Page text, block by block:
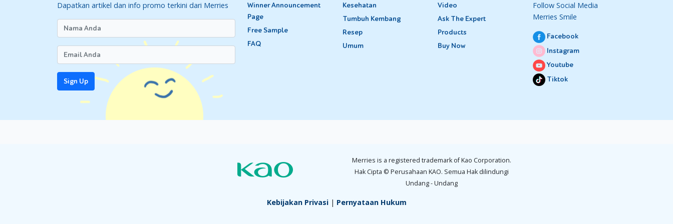
Tumbuh kembang Bayi 4-6 Bulan
Selanjutnya, pada rentang usia 4-6 bulan, berat badan Si Kecil akan bertambah menjadi dua kali berat waktu lahir. Selain itu,
panjang badannya bertambah sekitar 1,25-2,5 cm per bulan. Kemudian, lingkar kepalanya bertambah 1,25 cm per bulan.
Refleks yang dimiliki saat Si Kecil baru lahir biasanya sudah mulai menghilang di usia ini. Pada rentang usia ini, Si Kecil sudah
dapat menjaga keseimbangan kepala dengan baik, memiringkan badan ke kanan dan ke kiri. Lalu, pada usia 6 bulan
biasanya sudah dapat duduk sendiri. Si Kecil juga mulai bisa melihat warna dan melihat dalam jarak yang lebih jauh.
Nah, untuk menstimulasi perkembangannya, coba sering-seringlah berbicara dengan Si Kecil, walaupun ia belum memahami
Dapatkan artikel dan info promo terkini dari Merries
Sign Up
Winner Announcement
Page
Free Sample
FAQ
Kesehatan
Tumbuh Kembang
Resep
Umum
Video
Ask The Expert
Products
Buy Now
Follow Social Media
Merries Smile
Facebook
Instagram
Youtube
Tiktok
Merries is a registered trademark of Kao Corporation.
Hak Cipta © Perusahaan KAO. Semua Hak dilindungi
Undang - Undang
Kebijakan Privasi| Pernyataan Hukum